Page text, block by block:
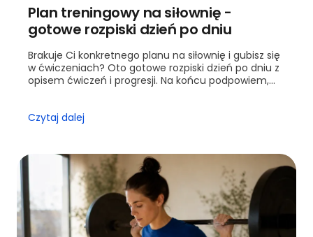
Plan treningowy na siłownię -
gotowe rozpiski dzień po dniu
Brakuje Ci konkretnego planu na siłownię i gubisz się
w ćwiczeniach? Oto gotowe rozpiski dzień po dniu z
opisem ćwiczeń i progresji. Na końcu podpowiem,
Czytaj dalej